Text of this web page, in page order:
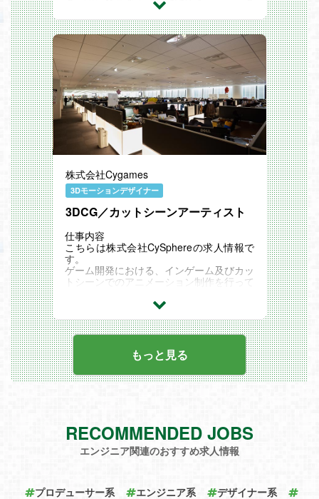
具体的には、メールでのお問い合わせ対応
をしているスタッフから相談を受け、ゲー
ム及びサービスを運用している部署と協議
を行い、対応方針の決定をしていくことが
中心的な業務となります。
「カスタマーサポート一次対応」ではあり
ませんので、イレギュラーが発生しない限
り、ユーザーの方々と直接のお問い合わせ
対応業務は発生しません。
お問い合わせ対応をしているスタッフや、
ゲームを開発しているチーム、サービスを
運用している部署との折衝や打ち合わせが
主な業務内容になります。
そのため、接客業や営業などで身に着けた
コミュニケーション能力が活かせるお仕事
です。
ゲーム業界やカスタマーサポート未経験者
でも歓迎いたします。
ント（またはマネジメント補佐）とオペレ
ーションルールの構築・運営をしていただ
きます。
関連記事
Cygames Magazine ：【マネージャーの
時代に合わせた対応で「最高のコンテン
株式会社Cygames
3Dモーションデザイナー
3DCG／カットシーンアーティスト
仕事内容
こちらは株式会社CySphereの求人情報で
す。
ゲーム開発における、インゲーム及びカッ
トシーンでのアニメーション制作を行って
Cygames Magazine ：リモートワークが
基本の3DCG制作会社「CySphere」誕生
創業メンバーが語る新しい組織の展望
もっと見る
RECOMMENDED JOBS
エンジニア関連のおすすめ求人情報
プロデューサー系 エンジニア系 デザイナー系